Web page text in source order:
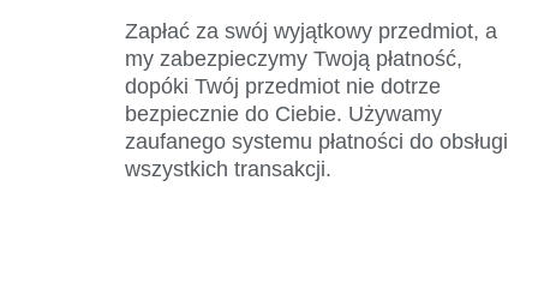
Zapłać za swój wyjątkowy przedmiot, a
my zabezpieczymy Twoją płatność,
dopóki Twój przedmiot nie dotrze
bezpiecznie do Ciebie. Używamy
zaufanego systemu płatności do obsługi
wszystkich transakcji.